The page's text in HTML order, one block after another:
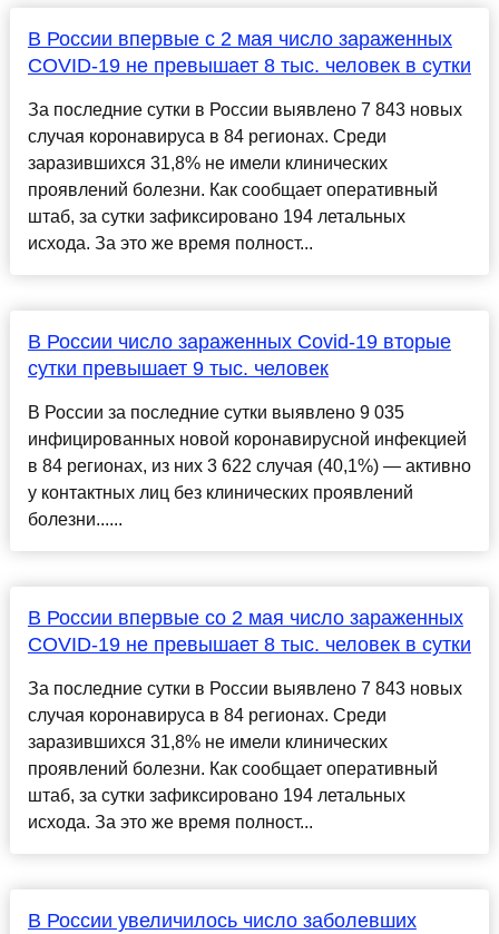
В России впервые с 2 мая число зараженных
COVID-19 не превышает 8 тыс. человек в сутки
За последние сутки в России выявлено 7 843 новых
случая коронавируса в 84 регионах. Среди
заразившихся 31,8% не имели клинических
проявлений болезни. Как сообщает оперативный
штаб, за сутки зафиксировано 194 летальных
исхода. За это же время полност...
В России число зараженных Covid-19 вторые
сутки превышает 9 тыс. человек
В России за последние сутки выявлено 9 035
инфицированных новой коронавирусной инфекцией
в 84 регионах, из них 3 622 случая (40,1%) — активно
у контактных лиц без клинических проявлений
болезни......
В России впервые со 2 мая число зараженных
COVID-19 не превышает 8 тыс. человек в сутки
За последние сутки в России выявлено 7 843 новых
случая коронавируса в 84 регионах. Среди
заразившихся 31,8% не имели клинических
проявлений болезни. Как сообщает оперативный
штаб, за сутки зафиксировано 194 летальных
исхода. За это же время полност...
В России увеличилось число заболевших